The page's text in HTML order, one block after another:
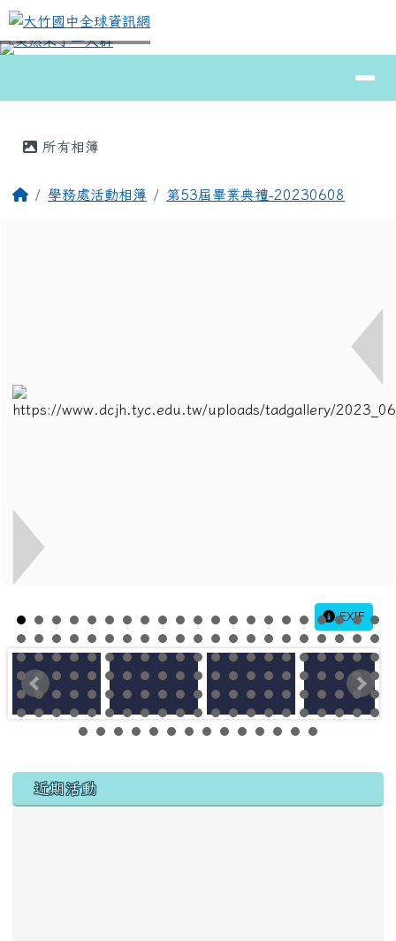
跳至主內容區
大竹國中全球資訊網
⏸
所有相簿
回首頁學務處活動相簿 第53屆畢業典禮-20230608
EXIF
左邊區域內容
近期活動